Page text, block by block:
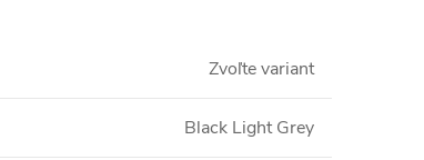
Zvoľte variant
Black Light Grey